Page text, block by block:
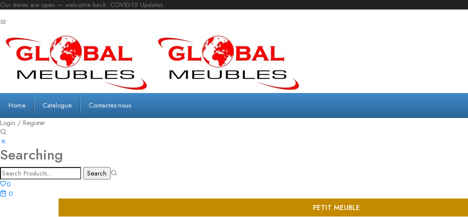
Our stores are open — welcome back. COVID-19 Updates.
Home Catalogue
Contactez-nous
Login / Register
Searching
0
0
PETIT MEUBLE